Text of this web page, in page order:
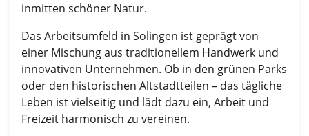
inmitten schöner Natur.
Das Arbeitsumfeld in Solingen ist geprägt von
einer Mischung aus traditionellem Handwerk und
innovativen Unternehmen. Ob in den grünen Parks
oder den historischen Altstadtteilen – das tägliche
Leben ist vielseitig und lädt dazu ein, Arbeit und
Freizeit harmonisch zu vereinen.